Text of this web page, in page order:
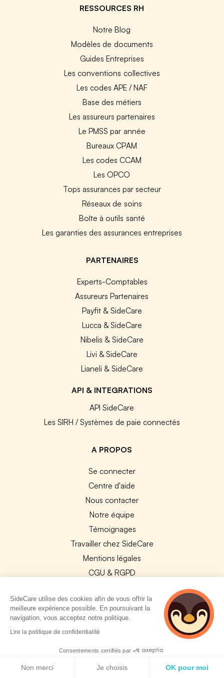
RESSOURCES RH
Notre Blog
Modèles de documents
Guides Entreprises
Les conventions collectives
Les codes APE / NAF
Base des métiers
Les assureurs partenaires
Le PMSS par année
Bureaux CPAM
Les codes CCAM
Les OPCO
Tops assurances par secteur
Réseaux de soins
Boîte à outils santé
Les garanties des assurances entreprises
PARTENAIRES
Experts-Comptables
Assureurs Partenaires
Payfit & SideCare
Lucca & SideCare
Nibelis & SideCare
Livi & SideCare
Lianeli & SideCare
API & INTEGRATIONS
API SideCare
Les SIRH / Systèmes de paie connectés
A PROPOS
Se connecter
Centre d'aide
Nous contacter
Notre équipe
Témoignages
Travailler chez SideCare
Mentions légales
CGU & RGPD
NOS APPS
SideCare utilise des cookies afin de vous offrir la
meilleure expérience possible. En poursuivant la
navigation, vous acceptez notre politique.
Lire la politique de confidentialité
Consentements certifiés par
Non merci Je choisis OK pour moi
2 personnes
consultent
actuellement cette